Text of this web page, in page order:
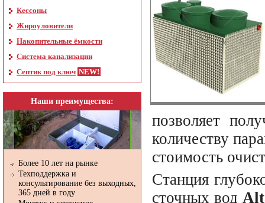
Кессоны
Жироуловители
Накопительные ёмкости
Система канализации
Септик под ключ
Наши преимущества:
Более 10 лет на рынке
Техподдержка и
консультирование без выходных,
365 дней в году
позволяет
количеству
стоимость
Станция
сточных вод